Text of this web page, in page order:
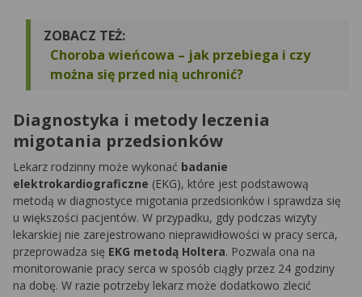
ZOBACZ TEŻ:
Choroba wieńcowa – jak przebiega i czy
można się przed nią uchronić?
Diagnostyka i metody leczenia
migotania przedsionków
Lekarz rodzinny może wykonać badanie
elektrokardiograficzne (EKG), które jest podstawową
metodą w diagnostyce migotania przedsionków i sprawdza się
u większości pacjentów. W przypadku, gdy podczas wizyty
lekarskiej nie zarejestrowano nieprawidłowości w pracy serca,
przeprowadza się EKG metodą Holtera. Pozwala ona na
monitorowanie pracy serca w sposób ciągły przez 24 godziny
na dobę. W razie potrzeby lekarz może dodatkowo zlecić